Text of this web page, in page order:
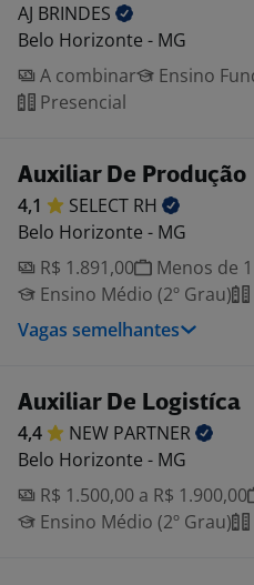
AJ BRINDES
Belo Horizonte - MG
A combinar
Ensino
Presencial
Auxiliar De Produção
4,1 SELECT RH
Belo Horizonte - MG
R$ 1.891,00
Menos de
Ensino Médio (2º Grau)
Vagas semelhantes
Auxiliar De Logistíca
4,4 NEW PARTNER
Belo Horizonte - MG
R$ 1.500,00 a R$ 1.900,00
Ensino Médio (2º Grau)